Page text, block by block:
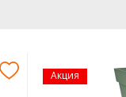
Акция